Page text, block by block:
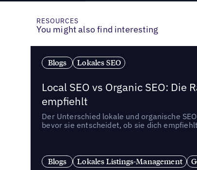
RESOURCES
You might also find interesting
Blogs Lokales SEO
Local SEO vs Organic SEO:
empfiehlt
Der Unterschied lokale und organische
bevor sie entscheidet, ob sie dich
Blogs Lokales Listings-Management